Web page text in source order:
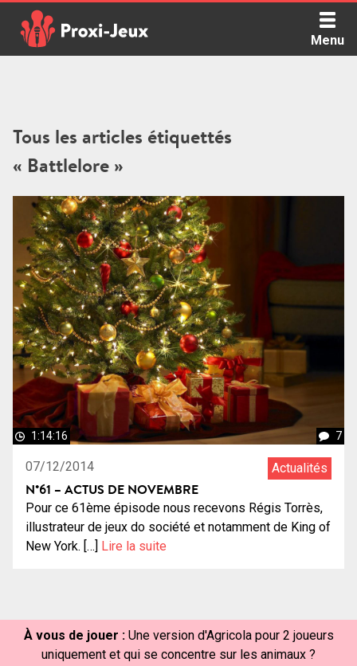
content
Menu
Tous les articles étiquettés
« Battlelore »
1:14:16 7
07/12/2014 Actualités
N°61 – ACTUS DE NOVEMBRE
Pour ce 61ème épisode nous recevons Régis Torrès,
illustrateur de jeux do société et notamment de King of
New York. […] Lire la suite
À vous de jouer : Une version d'Agricola pour 2 joueurs
uniquement et qui se concentre sur les animaux ?